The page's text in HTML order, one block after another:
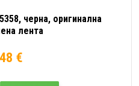
черна, оригинална
лента
€